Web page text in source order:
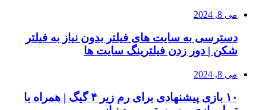
می 8, 2024
دسترسی به سایت های فیلتر بدون نیاز به فیلتر
شکن | دور زدن فیلترینگ سایت ها
می 8, 2024
۱۰ بازی پیشنهادی برای رم زیر ۴ گیگ | همراه با